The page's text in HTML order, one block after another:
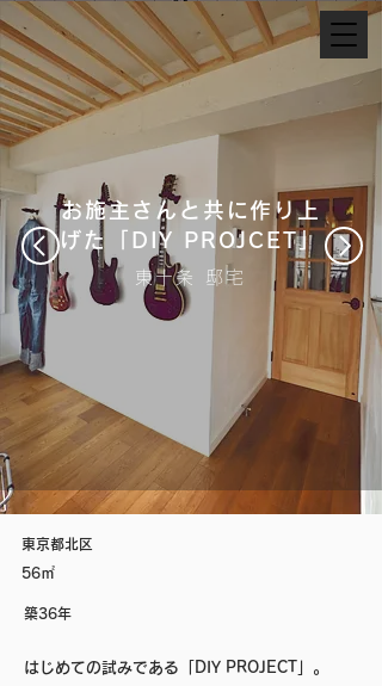
お施主さんと共に作り上
げた「DIY PROJCET」
東十条 邸宅
東京都北区
56㎡
築36年
はじめての試みである「DIY PROJECT」。